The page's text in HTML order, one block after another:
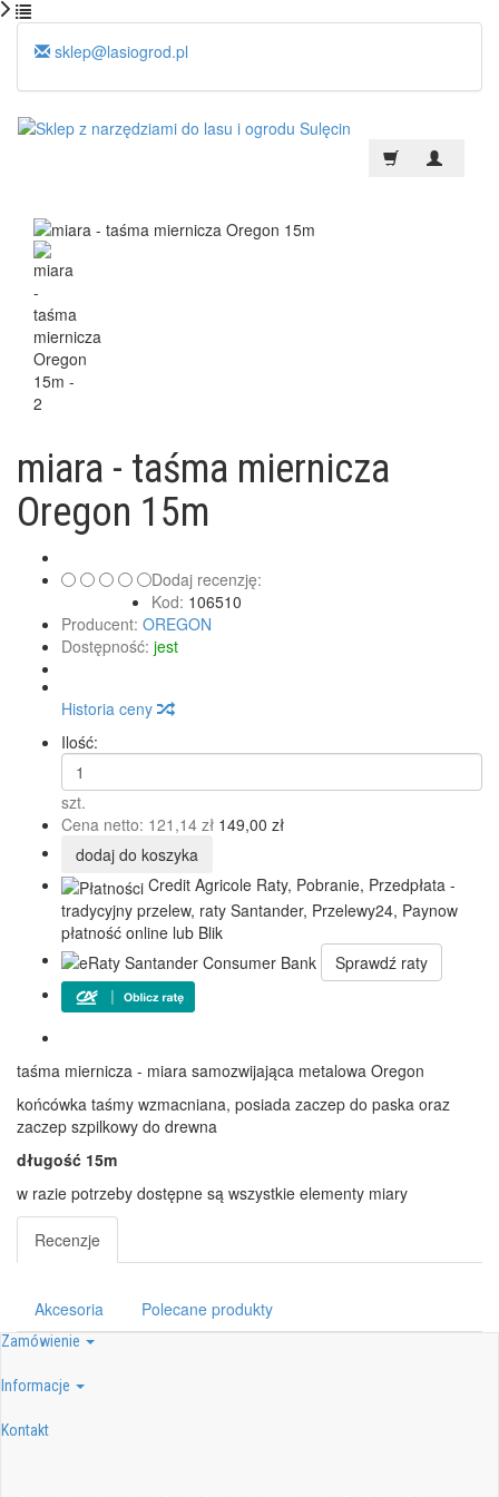
sklep@lasiogrod.pl
miara - taśma miernicza
Oregon 15m
Dodaj recenzję:
Kod: 106510
Producent: OREGON
Dostępność: jest
Historia ceny
Ilość:
szt.
Cena netto: 121,14 zł 149,00 zł
dodaj do koszyka
Credit Agricole Raty, Pobranie, Przedpłata -
tradycyjny przelew, raty Santander, Przelewy24, Paynow
płatność online lub Blik
Sprawdź raty
taśma miernicza - miara samozwijająca metalowa Oregon
końcówka taśmy wzmacniana, posiada zaczep do paska oraz
zaczep szpilkowy do drewna
długość 15m
w razie potrzeby dostępne są wszystkie elementy miary
Recenzje
Akcesoria Polecane produkty
Zamówienie
Informacje
Kontakt